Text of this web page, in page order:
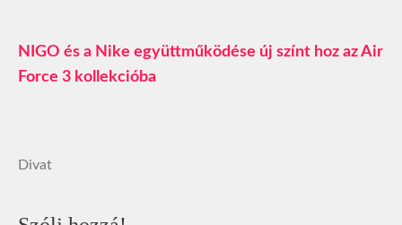
NIGO és a Nike együttműködése új színt hoz az Air
Force 3 kollekcióba
Divat